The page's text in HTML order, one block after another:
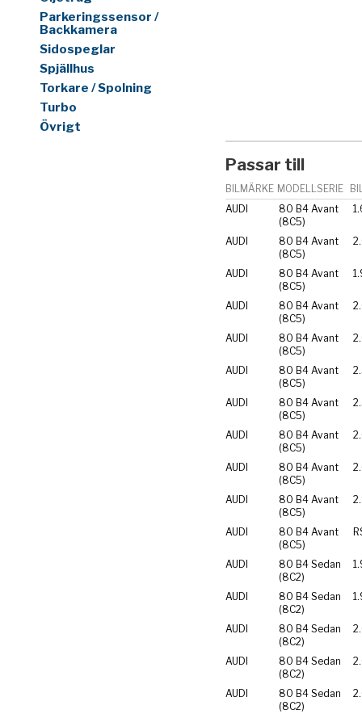
Parkeringssensor /
Backkamera
Sidospeglar
Spjällhus
Torkare / Spolning
Turbo
Övrigt
Passar till
BILMÄRKE MODELLSERIE
AUDI
80 B4 Avant
(8C5)
AUDI
80 B4 Avant
(8C5)
AUDI
80 B4 Avant
(8C5)
AUDI
80 B4 Avant
(8C5)
AUDI
80 B4 Avant
(8C5)
AUDI
80 B4 Avant
(8C5)
AUDI
80 B4 Avant
(8C5)
AUDI
80 B4 Avant
(8C5)
AUDI
80 B4 Avant
(8C5)
AUDI
80 B4 Avant
(8C5)
AUDI
80 B4 Avant
(8C5)
AUDI
80 B4 Sedan
(8C2)
AUDI
80 B4 Sedan
(8C2)
AUDI
80 B4 Sedan
(8C2)
AUDI
80 B4 Sedan
(8C2)
AUDI
80 B4 Sedan
(8C2)